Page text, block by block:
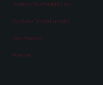
Datenschutzerklärung
Cookie-Einstellungen
Impressum
Presse